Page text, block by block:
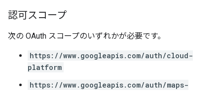
認可スコープ
次の OAuth スコープのいずれかが必要です。
https://www.googleapis.com/auth/cloud-
platform
https://www.googleapis.com/auth/maps-